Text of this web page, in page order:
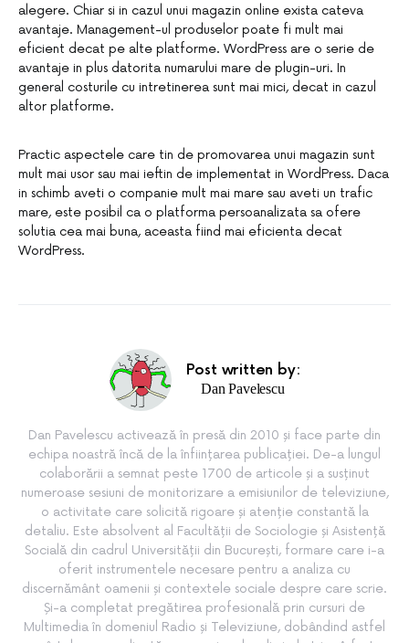
alegere. Chiar si in cazul unui magazin online exista cateva
avantaje. Management-ul produselor poate fi mult mai
eficient decat pe alte platforme. WordPress are o serie de
avantaje in plus datorita numarului mare de plugin-uri. In
general costurile cu intretinerea sunt mai mici, decat in cazul
altor platforme.
Practic aspectele care tin de promovarea unui magazin sunt
mult mai usor sau mai ieftin de implementat in WordPress. Daca
in schimb aveti o companie mult mai mare sau aveti un trafic
mare, este posibil ca o platforma persoanalizata sa ofere
solutia cea mai buna, aceasta fiind mai eficienta decat
WordPress.
Post written by:
Dan Pavelescu
Dan Pavelescu activează în presă din 2010 și face parte din
echipa noastră încă de la înființarea publicației. De-a lungul
colaborării a semnat peste 1700 de articole și a susținut
numeroase sesiuni de monitorizare a emisiunilor de televiziune,
o activitate care solicită rigoare și atenție constantă la
detaliu. Este absolvent al Facultății de Sociologie și Asistență
Socială din cadrul Universității din București, formare care i-a
oferit instrumentele necesare pentru a analiza cu
discernământ oamenii și contextele sociale despre care scrie.
Și-a completat pregătirea profesională prin cursuri de
Multimedia în domeniul Radio și Televiziune, dobândind astfel